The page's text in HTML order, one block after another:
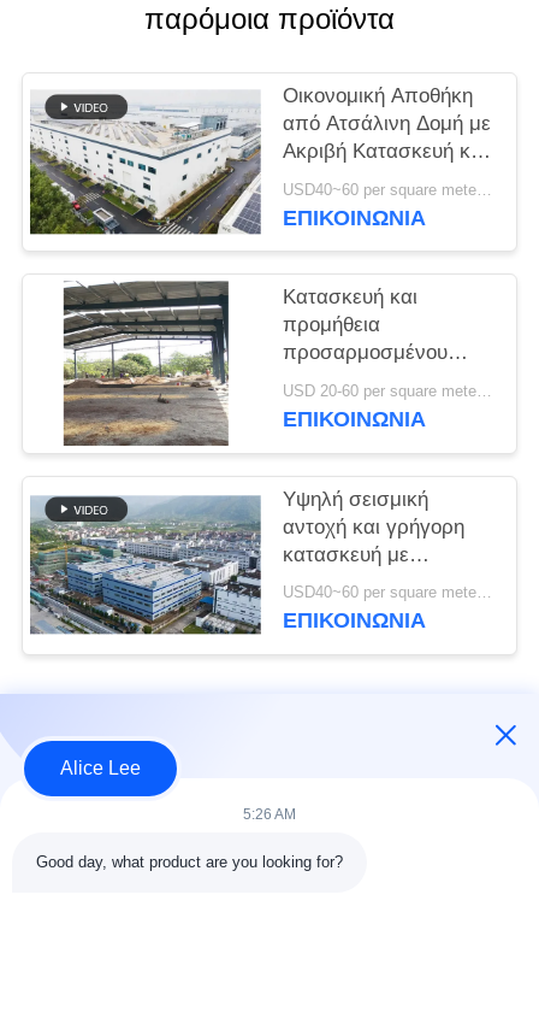
SITEMAP
ΠΟΛΙΤΙΚΉ
ΑΠΟΡΡΉΤΟΥ
παρόμοια προϊόντα
Οικονομική Αποθήκη
από Ατσάλινη Δομή με
Ακριβή Κατασκευή και
Ολοκληρωμένη Λύση
Παράδοσης
USD40~60 per square meter MOQ:1000 sqm
ΕΠΙΚΟΙΝΩΝΙΑ
Κατασκευή και
προμήθεια
προσαρμοσμένου
πλαισίου πύλης
κατασκευή
Μπενίν
USD 20-60 per square meter MOQ:1000 Τετραγωνικά μέτρα
ΕΠΙΚΟΙΝΩΝΙΑ
Υψηλή σεισμική
αντοχή και γρήγορη
κατασκευή με
ανθεκτική ατσάλινη
δομή αποθήκη για τις
USD40~60 per square meter MOQ:1000 τετραγωνικά μέτρα
ΕΠΙΚΟΙΝΩΝΙΑ
Όλα
κατασκευή δομών
Alice Lee
5:26 AM
Good day, what product are you looking for?